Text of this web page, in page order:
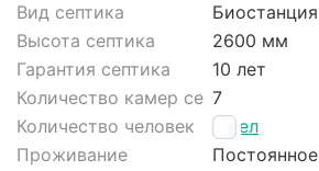
Вид септика
Биостанция
Высота септика
2600 мм
Гарантия септика
10 лет
Количество камер септика
7
Количество человек
6 чел
Проживание
Постоянное